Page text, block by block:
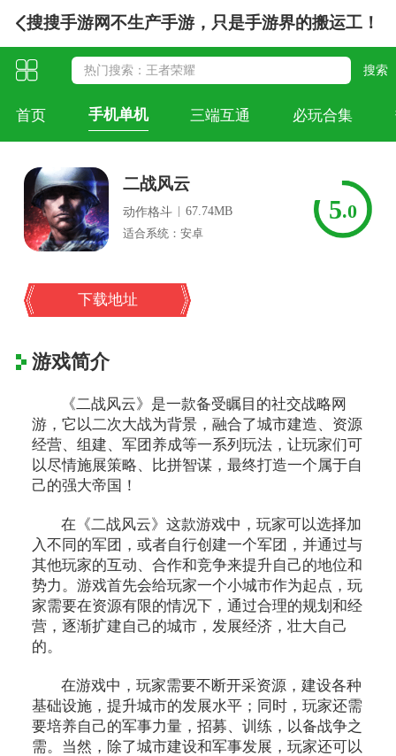
搜搜手游网不生产手游，只是手游界的搬运工！
首页 手机单机 三端互通 必玩合集
二战风云
动作格斗 |67.74MB
适合系统：安卓
5.0
下载地址
游戏简介
《二战风云》是一款备受瞩目的社交战略网
游，它以二次大战为背景，融合了城市建造、资源
经营、组建、军团养成等一系列玩法，让玩家们可
以尽情施展策略、比拼智谋，最终打造一个属于自
己的强大帝国！
在《二战风云》这款游戏中，玩家可以选择加
入不同的军团，或者自行创建一个军团，并通过与
其他玩家的互动、合作和竞争来提升自己的地位和
势力。游戏首先会给玩家一个小城市作为起点，玩
家需要在资源有限的情况下，通过合理的规划和经
营，逐渐扩建自己的城市，发展经济，壮大自己
的。
在游戏中，玩家需要不断开采资源，建设各种
基础设施，提升城市的发展水平；同时，玩家还需
要培养自己的军事力量，招募、训练，以备战争之
需。当然，除了城市建设和军事发展，玩家还可以